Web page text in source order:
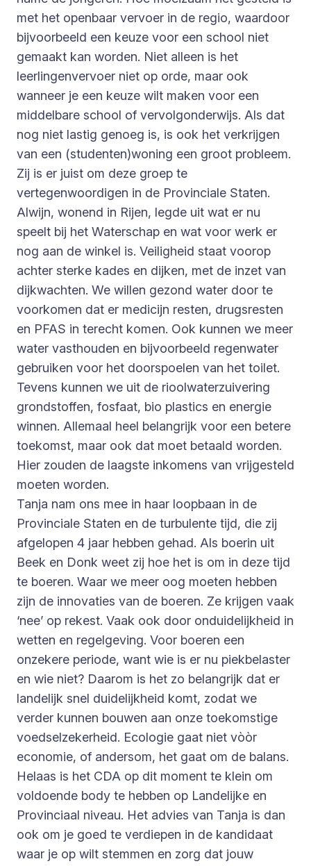
met het openbaar vervoer in de regio, waardoor
bijvoorbeeld een keuze voor een school niet
gemaakt kan worden. Niet alleen is het
leerlingenvervoer niet op orde, maar ook
wanneer je een keuze wilt maken voor een
middelbare school of vervolgonderwijs. Als dat
nog niet lastig genoeg is, is ook het verkrijgen
van een (studenten)woning een groot probleem.
Zij is er juist om deze groep te
vertegenwoordigen in de Provinciale Staten.
Alwijn, wonend in Rijen, legde uit wat er nu
speelt bij het Waterschap en wat voor werk er
nog aan de winkel is. Veiligheid staat voorop
achter sterke kades en dijken, met de inzet van
dijkwachten. We willen gezond water door te
voorkomen dat er medicijn resten, drugsresten
en PFAS in terecht komen. Ook kunnen we meer
water vasthouden en bijvoorbeeld regenwater
gebruiken voor het doorspoelen van het toilet.
Tevens kunnen we uit de rioolwaterzuivering
grondstoffen, fosfaat, bio plastics en energie
winnen. Allemaal heel belangrijk voor een betere
toekomst, maar ook dat moet betaald worden.
Hier zouden de laagste inkomens van vrijgesteld
moeten worden.
Tanja nam ons mee in haar loopbaan in de
Provinciale Staten en de turbulente tijd, die zij
afgelopen 4 jaar hebben gehad. Als boerin uit
Beek en Donk weet zij hoe het is om in deze tijd
te boeren. Waar we meer oog moeten hebben
zijn de innovaties van de boeren. Ze krijgen vaak
‘nee’ op rekest. Vaak ook door onduidelijkheid in
wetten en regelgeving. Voor boeren een
onzekere periode, want wie is er nu piekbelaster
en wie niet? Daarom is het zo belangrijk dat er
landelijk snel duidelijkheid komt, zodat we
verder kunnen bouwen aan onze toekomstige
voedselzekerheid. Ecologie gaat niet vòòr
economie, of andersom, het gaat om de balans.
Helaas is het CDA op dit moment te klein om
voldoende body te hebben op Landelijke en
Provinciaal niveau. Het advies van Tanja is dan
ook om je goed te verdiepen in de kandidaat
waar je op wilt stemmen en zorg dat jouw